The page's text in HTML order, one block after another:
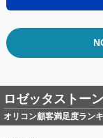
ロゼッタストー
オリコン顧客満足度ラン